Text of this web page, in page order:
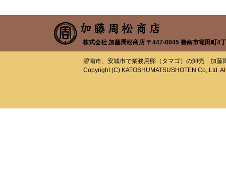
株式会社 加藤周松商店 〒447-0045 碧南市篭田町4
碧南市、安城市で業務用卵（タマゴ）の卸売 加藤
Copyright (C) KATOSHUMATSUSHOTEN Co,.Ltd.